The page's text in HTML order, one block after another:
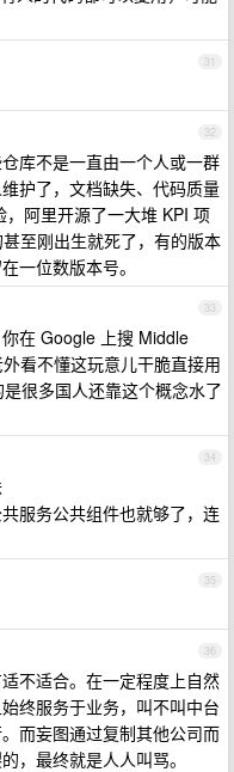
31
32
库不是一直由一个人或一群
护了，文档缺失、代码质量
阿里开源了一大堆 KPI 项
至刚出生就死了，有的版本
一位数版本号。
33
在 Google 上搜 Middle
看不懂这玩意儿干脆直接用
很多国人还靠这个概念水了
34
服务公共组件也就够了，连
35
36
不适合。在一定程度上自然
终服务于业务，叫不叫中台
而妄图通过复制其他公司而
，最终就是人人叫骂。